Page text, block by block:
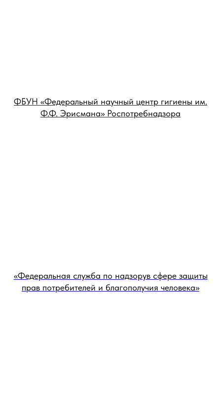
ФБУН «Федеральный научный центр гигиены им.
Ф.Ф. Эрисмана» Роспотребнадзора
«Федеральная служба по надзорув сфере защиты
прав потребителей и благополучия человека»